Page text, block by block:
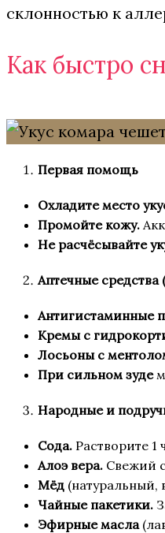
склонностью к
Как быстро
Первая помощь
Охладите место
Промойте кожу.
Не расчёсывайте
Аптечные
Антигистаминные
Кремы с
Лосьоны с
При сильном зуде
Народные и
Сода. Растворите
Алоэ вера. Свежий
Мёд (натуральный,
Чайные пакетики.
Эфирные масла